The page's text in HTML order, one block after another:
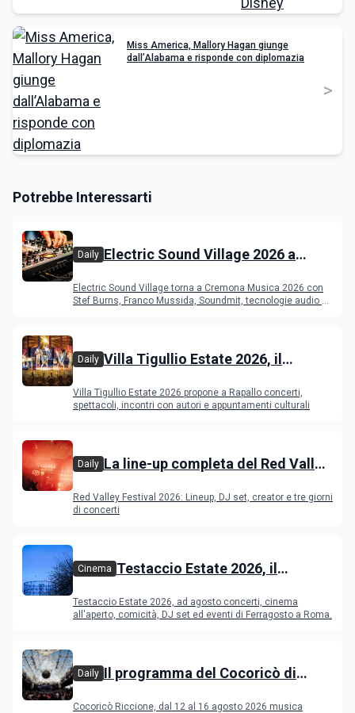
Miss America, Mallory Hagan giunge
dall’Alabama e risponde con diplomazia
>
Potrebbe Interessarti
Daily Electric Sound Village 2026 a
Young Band Contest, il programma
Electric Sound Village torna a Cremona Musica 2026 con
Stef Burns, Franco Mussida, Soundmit, tecnologie audio e
Daily Villa Tigullio Estate 2026, il
Villa Tigullio Estate 2026 propone a Rapallo concerti,
spettacoli, incontri con autori e appuntamenti culturali
Daily La line-up completa del Red Valley
Red Valley Festival 2026: Lineup, DJ set, creator e tre giorni
di concerti
Cinema Testaccio Estate 2026, il
Ferragosto
Testaccio Estate 2026, ad agosto concerti, cinema
all'aperto, comicità, DJ set ed eventi di Ferragosto a Roma.
Daily Il programma del Cocoricò di
Cocoricò Riccione, dal 12 al 16 agosto 2026 musica